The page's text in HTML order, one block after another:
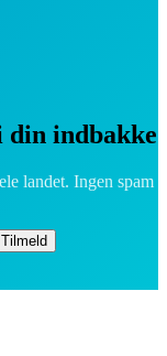
indbakke
landet. Ingen spam
Tilmeld